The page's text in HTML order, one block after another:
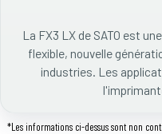
La FX3 LX de SATO est
flexible, nouvelle
industries. Les
*Les informations ci-dessus sont non